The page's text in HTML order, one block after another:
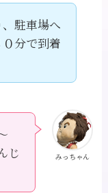
駐車場へ
分で到着
みっちゃん
じ